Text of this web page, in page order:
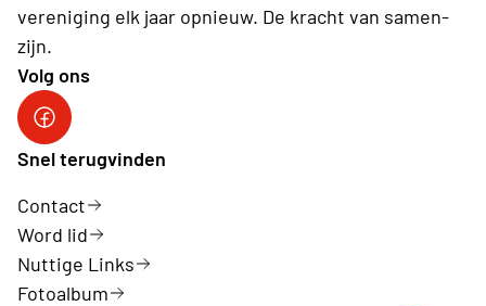
vereniging elk jaar opnieuw. De kracht van samen-
zijn.
Volg ons
Neos Hasselt
Snel terugvinden
Contact
Word lid
Nuttige Links
Fotoalbum